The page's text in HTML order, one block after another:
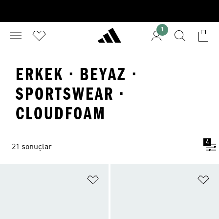
1
ERKEK · BEYAZ ·
SPORTSWEAR ·
CLOUDFOAM
21 sonuçlar
4